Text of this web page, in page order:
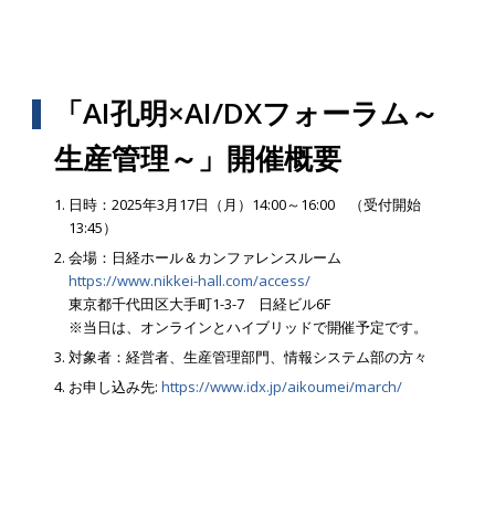
「AI孔明×AI/DXフォーラム～
生産管理～」開催概要
日時：2025年3月17日（月）14:00～16:00 （受付開始
13:45）
会場：日経ホール＆カンファレンスルーム
https://www.nikkei-hall.com/access/
東京都千代田区大手町1-3-7 日経ビル6F
※当日は、オンラインとハイブリッドで開催予定です。
対象者：経営者、生産管理部門、情報システム部の方々
お申し込み先: https://www.idx.jp/aikoumei/march/